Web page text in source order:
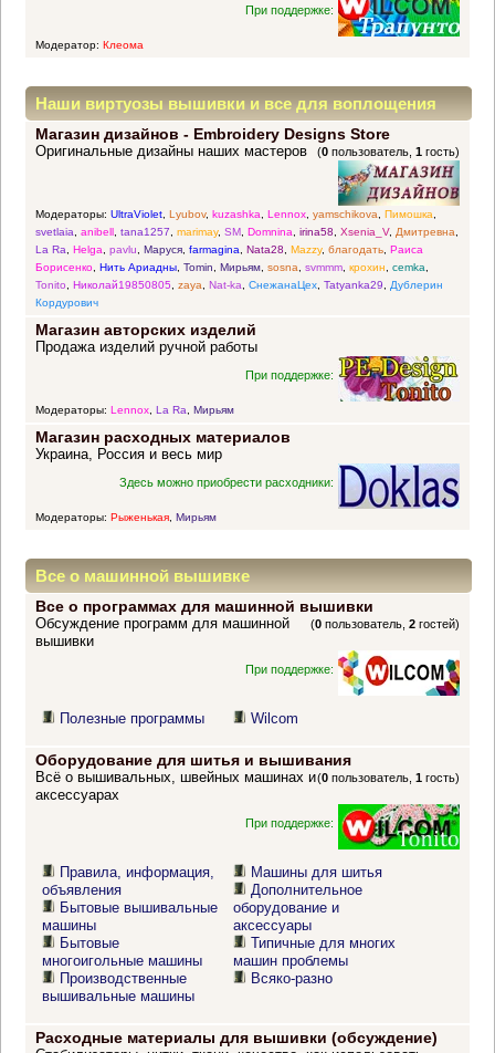
При поддержке:
Модератор: Клеома
Наши виртуозы вышивки и все для воплощения
прекрасных идей
Магазин дизайнов - Embroidery Designs Store
(0 пользователь,1 гость)
Оригинальные дизайны наших мастеров
Модераторы: UltraViolet, Lyubov, kuzashka, Lennox, yamschikova, Пимошка,
svetlaia, anibell, tana1257, marimay, SM, Domnina, irina58, Xsenia_V, Дмитревна,
La Ra, Helga, pavlu, Маруся, farmagina, Nata28, Mazzy, благодать, Раиса
Борисенко, Нить Ариадны, Tomin, Мирьям, sosna, svmmm, крохин, cemka,
Tonito, Николай19850805, zaya, Nat-ka, СнежанаЦех, Tatyanka29, Дублерин
Кордурович
Магазин авторских изделий
Продажа изделий ручной работы
При поддержке:
Модераторы: Lennox, La Ra, Мирьям
Магазин расходных материалов
Украина, Россия и весь мир
Здесь можно приобрести расходники:
Модераторы: Рыженькая, Мирьям
Все о машинной вышивке
Все о программах для машинной вышивки
(0 пользователь,2 гостей)
Обсуждение программ для машинной
вышивки
При поддержке:
Полезные программы Wilcom
Оборудование для шитья и вышивания
(0 пользователь,1 гость)
Всё о вышивальных, швейных машинах и
аксессуарах
При поддержке:
Правила, информация,
объявления
Бытовые вышивальные
машины
Бытовые
многоигольные машины
Производственные
вышивальные машины
Машины для шитья
Дополнительное
оборудование и
аксессуары
Типичные для многих
машин проблемы
Всяко-разно
Расходные материалы для вышивки (обсуждение)